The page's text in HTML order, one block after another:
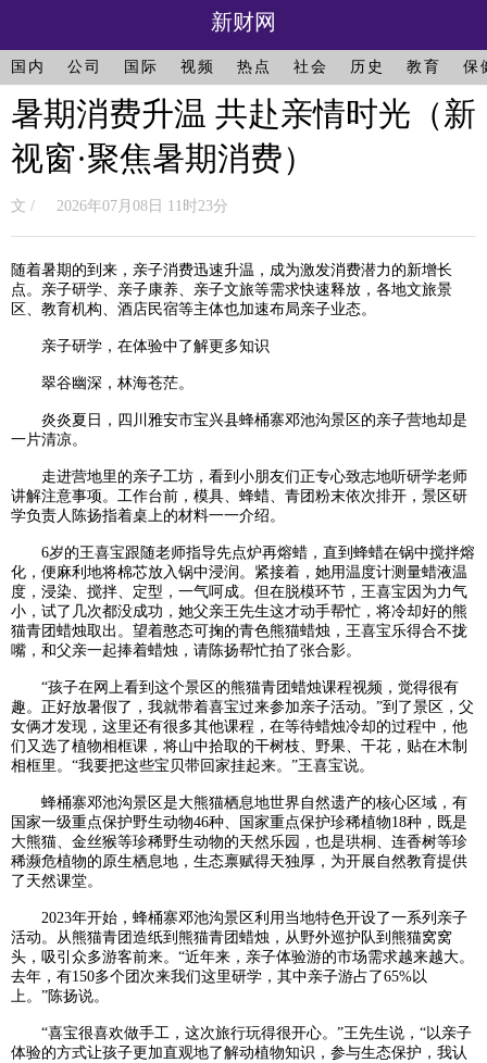
新财网
国内 公司 国际 视频 热点 社会 历史 教育 保
暑期消费升温 共赴亲情时光（新
视窗·聚焦暑期消费）
文 / 2026年07月08日 11时23分
随着暑期的到来，亲子消费迅速升温，成为激发消费潜力的新增长
点。亲子研学、亲子康养、亲子文旅等需求快速释放，各地文旅景
区、教育机构、酒店民宿等主体也加速布局亲子业态。
亲子研学，在体验中了解更多知识
翠谷幽深，林海苍茫。
炎炎夏日，四川雅安市宝兴县蜂桶寨邓池沟景区的亲子营地却是
一片清凉。
走进营地里的亲子工坊，看到小朋友们正专心致志地听研学老师
讲解注意事项。工作台前，模具、蜂蜡、青团粉末依次排开，景区研
学负责人陈扬指着桌上的材料一一介绍。
6岁的王喜宝跟随老师指导先点炉再熔蜡，直到蜂蜡在锅中搅拌熔
化，便麻利地将棉芯放入锅中浸润。紧接着，她用温度计测量蜡液温
度，浸染、搅拌、定型，一气呵成。但在脱模环节，王喜宝因为力气
小，试了几次都没成功，她父亲王先生这才动手帮忙，将冷却好的熊
猫青团蜡烛取出。望着憨态可掬的青色熊猫蜡烛，王喜宝乐得合不拢
嘴，和父亲一起捧着蜡烛，请陈扬帮忙拍了张合影。
“孩子在网上看到这个景区的熊猫青团蜡烛课程视频，觉得很有
趣。正好放暑假了，我就带着喜宝过来参加亲子活动。”到了景区，父
女俩才发现，这里还有很多其他课程，在等待蜡烛冷却的过程中，他
们又选了植物相框课，将山中拾取的干树枝、野果、干花，贴在木制
相框里。“我要把这些宝贝带回家挂起来。”王喜宝说。
蜂桶寨邓池沟景区是大熊猫栖息地世界自然遗产的核心区域，有
国家一级重点保护野生动物46种、国家重点保护珍稀植物18种，既是
大熊猫、金丝猴等珍稀野生动物的天然乐园，也是珙桐、连香树等珍
稀濒危植物的原生栖息地，生态禀赋得天独厚，为开展自然教育提供
了天然课堂。
2023年开始，蜂桶寨邓池沟景区利用当地特色开设了一系列亲子
活动。从熊猫青团造纸到熊猫青团蜡烛，从野外巡护队到熊猫窝窝
头，吸引众多游客前来。“近年来，亲子体验游的市场需求越来越大。
去年，有150多个团次来我们这里研学，其中亲子游占了65%以
上。”陈扬说。
“喜宝很喜欢做手工，这次旅行玩得很开心。”王先生说，“以亲子
体验的方式让孩子更加直观地了解动植物知识，参与生态保护，我认